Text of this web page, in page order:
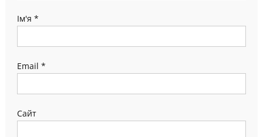
Ім'я *
Email *
Сайт